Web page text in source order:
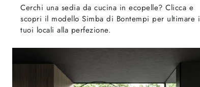
Cerchi una sedia da cucina in ecopelle? Clicca e
scopri il modello Simba di Bontempi per ultimare i
tuoi locali alla perfezione.